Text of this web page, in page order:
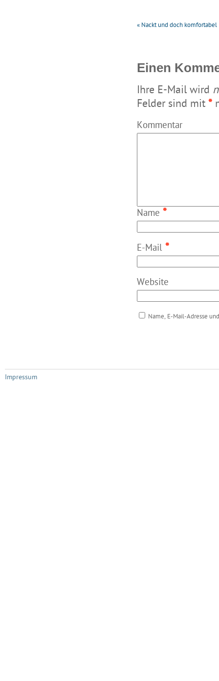
« Nackt und doch
Einen
Ihre E-Mail wird
Felder sind mit *
Kommentar
Name *
E-Mail *
Website
Name, E-Mail-Adresse
Impressum